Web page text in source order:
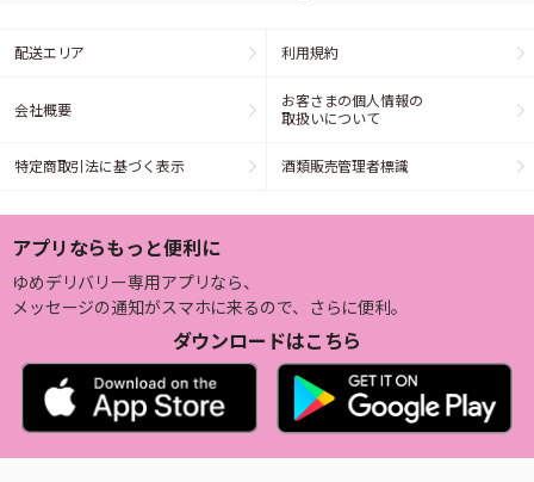
配送エリア 利用規約
会社概要
お客さまの個人情報の
取扱いについて
特定商取引法に基づく表示 酒類販売管理者標識
アプリならもっと便利に
ゆめデリバリー専用アプリなら、
メッセージの通知がスマホに来るので、さらに便利。
ダウンロードはこちら